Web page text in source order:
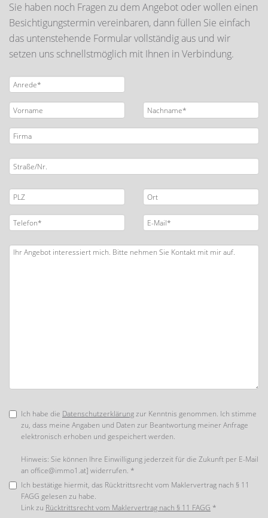
Sie haben noch Fragen zu dem Angebot oder wollen einen
Besichtigungstermin vereinbaren, dann füllen Sie einfach
das untenstehende Formular vollständig aus und wir
setzen uns schnellstmöglich mit Ihnen in Verbindung.
Ich habe die Datenschutzerklärungzur Kenntnis genommen. Ich stimme
zu, dass meine Angaben und Daten zur Beantwortung meiner Anfrage
elektronisch erhoben und gespeichert werden.
Hinweis: Sie können Ihre Einwilligung jederzeit für die Zukunft per E-Mail
an office@immo1.at] widerrufen. *
Ich bestätige hiermit, das Rücktrittsrecht vom Maklervertrag nach § 11
FAGG gelesen zu habe.
Link zu Rücktrittsrecht vom Maklervertrag nach § 11 FAGG *